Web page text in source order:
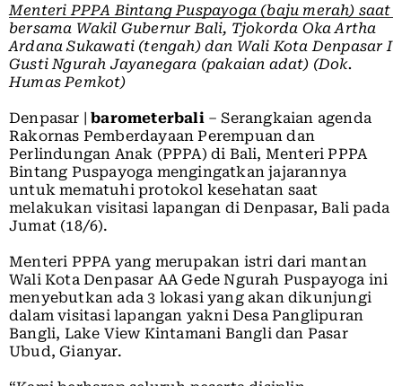
Menteri PPPA Bintang Puspayoga (baju merah) saat
bersama Wakil Gubernur Bali, Tjokorda Oka Artha
Ardana Sukawati (tengah) dan Wali Kota Denpasar I
Gusti Ngurah Jayanegara (pakaian adat) (Dok.
Humas Pemkot)
Denpasar |barometerbali– Serangkaian agenda
Rakornas Pemberdayaan Perempuan dan
Perlindungan Anak (PPPA) di Bali, Menteri PPPA
Bintang Puspayoga mengingatkan jajarannya
untuk mematuhi protokol kesehatan saat
melakukan visitasi lapangan di Denpasar, Bali pada
Jumat (18/6).
Menteri PPPA yang merupakan istri dari mantan
Wali Kota Denpasar AA Gede Ngurah Puspayoga ini
menyebutkan ada 3 lokasi yang akan dikunjungi
dalam visitasi lapangan yakni Desa Panglipuran
Bangli, Lake View Kintamani Bangli dan Pasar
Ubud, Gianyar.